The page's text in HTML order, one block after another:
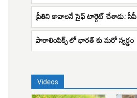
ప్రీతిని కావాలనే సైఫ్ టార్గెట్ చేశాడు: సీపీ
పారాలింపిక్స్ లో భారత్ కు మరో స్వర్ణం
Videos